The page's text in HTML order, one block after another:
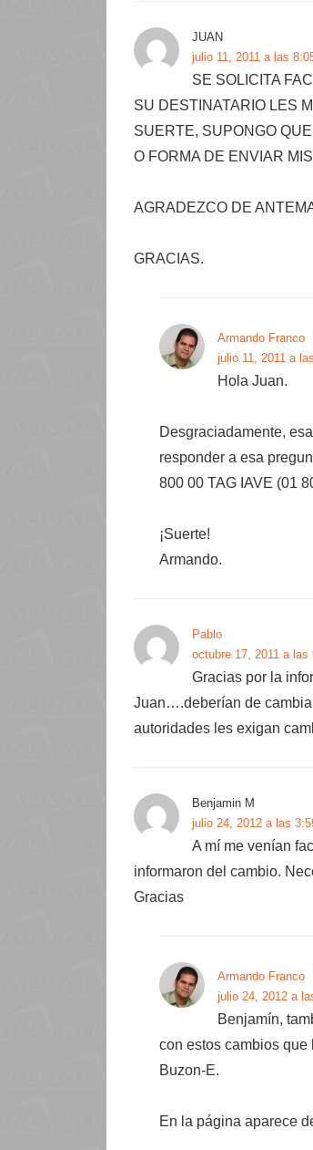
JUAN
julio 11, 2011 a las
SE SOLICITA
SU DESTINATARIO LES
SUERTE, SUPONGO
O FORMA DE ENVIAR
AGRADEZCO DE
GRACIAS.
Armando Franco
¡La insignia de la
Anti-Spam by CleanTalk
julio 11, 2011 a
Hola Juan.
Desgraciadamente,
responder a esa
800 00 TAG IAVE (01
¡Suerte!
Armando.
Pablo
octubre 17, 2011 a las
Gracias por la
Juan….deberían de
autoridades les exigan
Benjamin M
julio 24, 2012 a las
A mí me venían
informaron del cambio.
Gracias
Armando Franco
¡La insignia de la
Anti-Spam by CleanTalk
julio 24, 2012 a
Benjamín,
con estos cambios que
Buzon-E.
En la página aparece